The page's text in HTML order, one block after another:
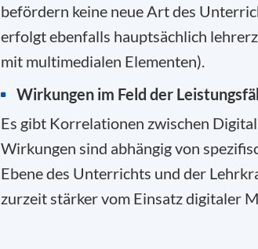
befördern keine neue Art des
erfolgt ebenfalls hauptsächlich
mit multimedialen Elementen).
Wirkungen im Feld der
Es gibt Korrelationen zwischen
Wirkungen sind abhängig von
Ebene des Unterrichts und der
zurzeit stärker vom Einsatz digitaler